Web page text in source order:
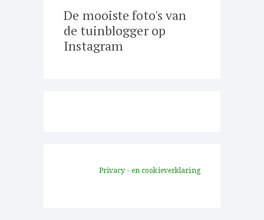
De mooiste foto's van
de tuinblogger op
Instagram
Privacy - en cookieverklaring